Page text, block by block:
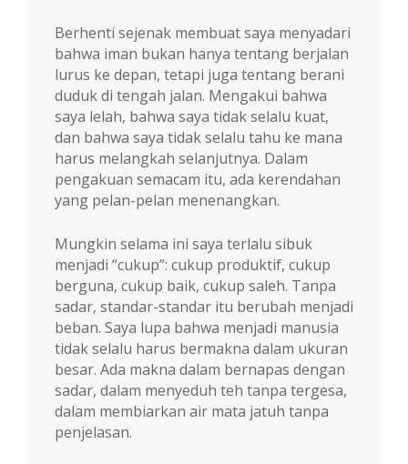
Berhenti sejenak membuat saya menyadari
bahwa iman bukan hanya tentang berjalan
lurus ke depan, tetapi juga tentang berani
duduk di tengah jalan. Mengakui bahwa
saya lelah, bahwa saya tidak selalu kuat,
dan bahwa saya tidak selalu tahu ke mana
harus melangkah selanjutnya. Dalam
pengakuan semacam itu, ada kerendahan
yang pelan-pelan menenangkan.
Mungkin selama ini saya terlalu sibuk
menjadi “cukup”: cukup produktif, cukup
berguna, cukup baik, cukup saleh. Tanpa
sadar, standar-standar itu berubah menjadi
beban. Saya lupa bahwa menjadi manusia
tidak selalu harus bermakna dalam ukuran
besar. Ada makna dalam bernapas dengan
sadar, dalam menyeduh teh tanpa tergesa,
dalam membiarkan air mata jatuh tanpa
penjelasan.